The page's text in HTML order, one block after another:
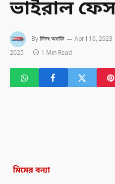
ভাইরাল
Byনিউজ অফবিট April 16, 2023
2025
1 Min Read
মিমের বন্যা